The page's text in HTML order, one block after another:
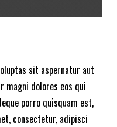
sit aspernatur aut
magni dolores eos qui
porro quisquam est,
consectetur, adipisci